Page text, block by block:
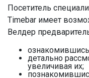
Посетитель
Timebar имеет
Велдер
детально
увеличивая их;